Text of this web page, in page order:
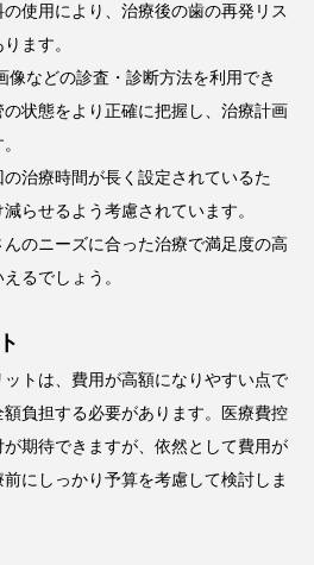
使用により、治療後の歯の再発リス
ます。
像などの診査・診断方法を利用でき
状態をより正確に把握し、治療計画
治療時間が長く設定されているた
らせるよう考慮されています。
のニーズに合った治療で満足度の高
るでしょう。
トは、費用が高額になりやすい点で
負担する必要があります。医療費控
期待できますが、依然として費用が
にしっかり予算を考慮して検討しま